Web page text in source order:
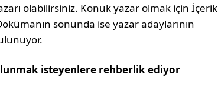
olabilirsiniz. Konuk yazar olmak için İçerik
sonunda ise yazar adaylarının
isteyenlere rehberlik ediyor